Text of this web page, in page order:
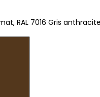
RAL 7016 Gris